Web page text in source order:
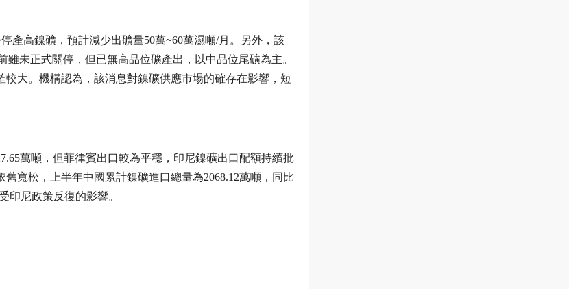
產高鎳礦，預計減少出礦量50萬~60萬濕噸/月。另外，該
未正式關停，但已無高品位礦產出，以中品位尾礦為主。
大。機構認為，該消息對鎳礦供應市場的確存在影響，短
萬噸，但菲律賓出口較為平穩，印尼鎳礦出口配額持續批
寬松，上半年中國累計鎳礦進口總量為2068.12萬噸，同比
印尼政策反復的影響。